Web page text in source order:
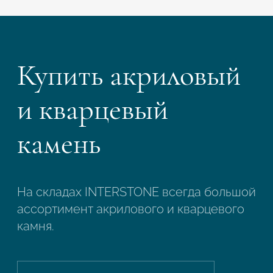
Купить акриловый
и кварцевый
камень
На складах INTERSTONE всегда большой
ассортимент акрилового и кварцевого
камня.